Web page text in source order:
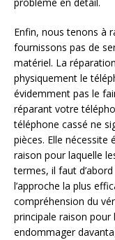
Enfin, nous tenons à
fournissons pas de
matériel. La
physiquement le
évidemment pas le
réparant votre
téléphone cassé ne
pièces. Elle
raison pour laquelle
termes, il faut
l’approche la plus
compréhension du
principale raison
endommager